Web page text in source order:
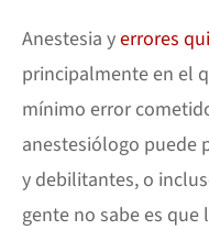
Anestesia yerrores
principalmente en el
mínimo error
anestesiólogo puede
y debilitantes, o
gente no sabe es que